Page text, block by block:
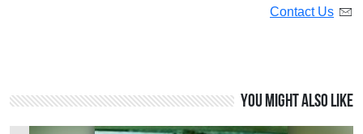
Contact Us
You might also like